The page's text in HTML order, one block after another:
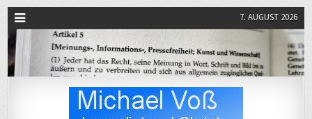
7. AUGUST 2026